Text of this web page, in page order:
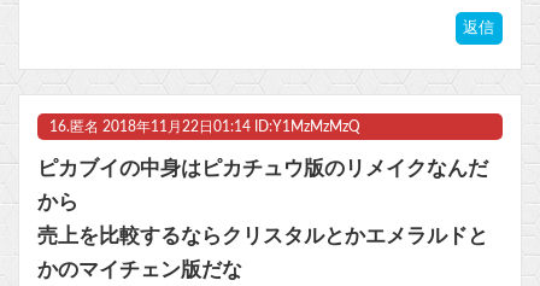
返信
16. 匿名 2018年11月22日01:14 ID:Y1MzMzMzQ
ピカブイの中身はピカチュウ版のリメイクなんだ
から
売上を比較するならクリスタルとかエメラルドと
かのマイチェン版だな